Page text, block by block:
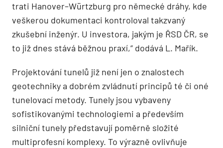
trati Hanover–Würtzburg pro německé dráhy, kde
veškerou dokumentaci kontroloval takzvaný
zkušební inženýr. U investora, jakým je ŘSD ČR, se
to již dnes stává běžnou praxí,“ dodává L. Mařík.
Projektování tunelů již není jen o znalostech
geotechniky a dobrém zvládnutí principů té či oné
tunelovací metody. Tunely jsou vybaveny
sofistikovanými technologiemi a především
silniční tunely představují poměrně složité
multiprofesní komplexy. To výrazně ovlivňuje